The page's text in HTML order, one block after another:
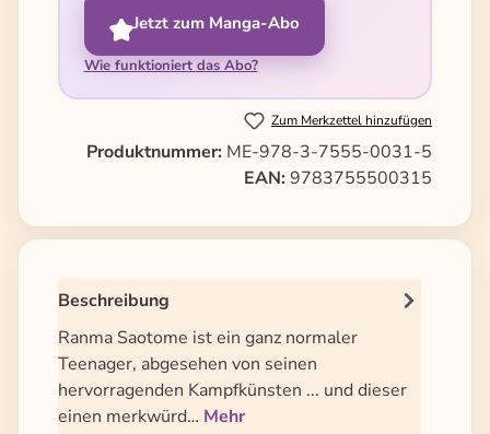
Jetzt zum Manga-Abo
Wie funktioniert das Abo?
Zum Merkzettel hinzufügen
Produktnummer: ME-978-3-7555-0031-5
EAN: 9783755500315
Beschreibung
Ranma Saotome ist ein ganz normaler
Teenager, abgesehen von seinen
hervorragenden Kampfkünsten ... und dieser
einen merkwürd… Mehr